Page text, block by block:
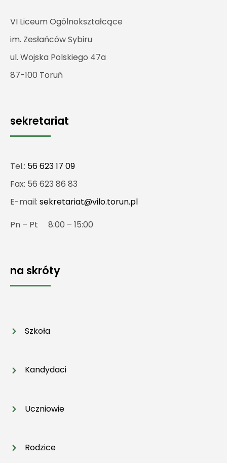
VI Liceum Ogólnokształcące
im. Zesłańców Sybiru
ul. Wojska Polskiego 47a
87-100 Toruń
sekretariat
Tel.: 56 623 17 09
Fax: 56 623 86 83
E-mail: sekretariat@vilo.torun.pl
Pn – Pt 8:00 – 15:00
na skróty
Szkoła
Kandydaci
Uczniowie
Rodzice